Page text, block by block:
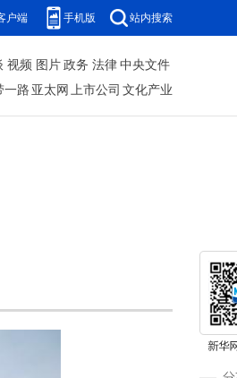
户端 手机版 站内搜索
视频 图片 政务 法律 中央文件
一路 亚太网 上市公司 文化产业